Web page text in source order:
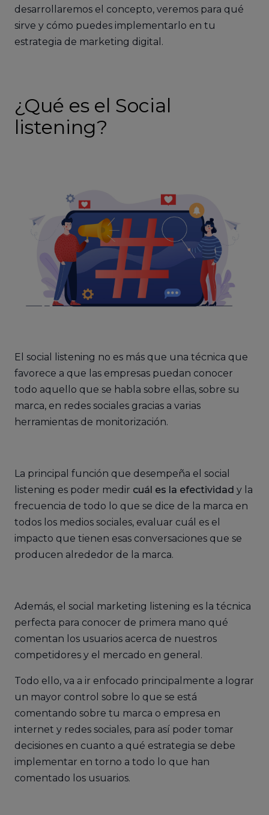
desarrollaremos el concepto, veremos para qué
sirve y cómo puedes implementarlo en tu
estrategia de marketing digital.
¿Qué es el Social
listening?
El social listening no es más que una técnica que
favorece a que las empresas puedan conocer
todo aquello que se habla sobre ellas, sobre su
marca, en redes sociales gracias a varias
herramientas de monitorización.
La principal función que desempeña el social
listening es poder medir cuál es la efectividad y la
frecuencia de todo lo que se dice de la marca en
todos los medios sociales, evaluar cuál es el
impacto que tienen esas conversaciones que se
producen alrededor de la marca.
Además, el social marketing listening es la técnica
perfecta para conocer de primera mano qué
comentan los usuarios acerca de nuestros
competidores y el mercado en general.
Todo ello, va a ir enfocado principalmente a lograr
un mayor control sobre lo que se está
comentando sobre tu marca o empresa en
internet y redes sociales, para así poder tomar
decisiones en cuanto a qué estrategia se debe
implementar en torno a todo lo que han
comentado los usuarios.